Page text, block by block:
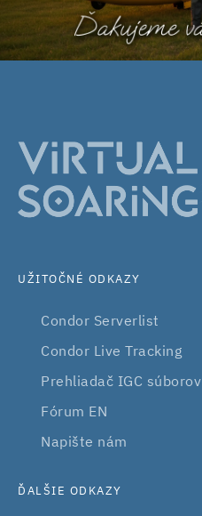
UŽITOČNÉ ODKAZY
Condor Serverlist
Condor Live Tracking
Prehliadač IGC súborov
Fórum EN
Napište nám
ĎALŠIE ODKAZY